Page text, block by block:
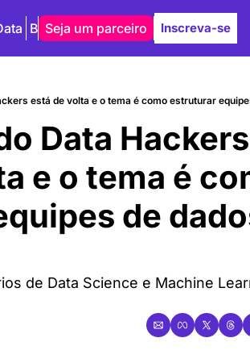
Blog Autores
Seja um parceiro Inscreva-se
está de volta e o tema é como estruturar
Data Hackers
e o tema é
de
de Data Science e Machine